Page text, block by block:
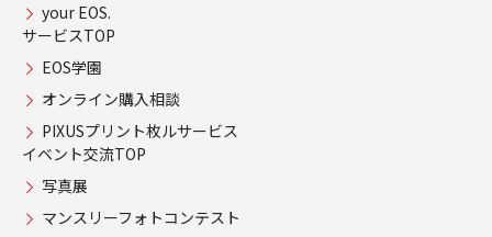
your EOS.
サービスTOP
EOS学園
オンライン購入相談
PIXUSプリント枚ルサービス
イベント交流TOP
写真展
マンスリーフォトコンテスト